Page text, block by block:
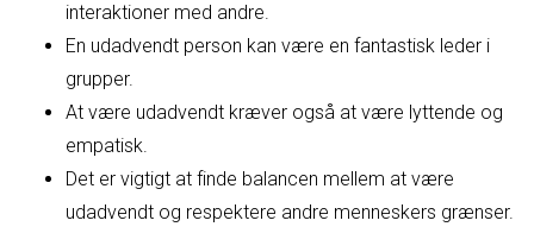
interaktioner med andre.
En udadvendt person kan være en fantastisk leder i
grupper.
At være udadvendt kræver også at være lyttende og
empatisk.
Det er vigtigt at finde balancen mellem at være
udadvendt og respektere andre menneskers grænser.